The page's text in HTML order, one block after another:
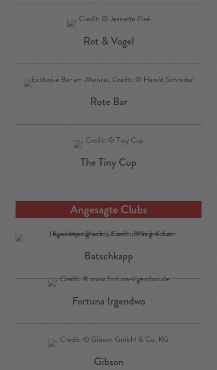
Rot & Vogel
Rote Bar
The Tiny Cup
Angesagte Clubs
Batschkapp
Fortuna Irgendwo
Gibson